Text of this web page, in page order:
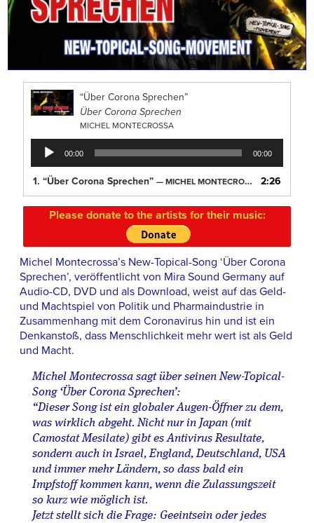
“Über Corona Sprechen”
Über Corona Sprechen
MICHEL MONTECROSSA
Audio
Player
00:00 00:00
1.“Über Corona Sprechen”— MICHEL MONTECROSSA 2:26
Please donate to the artists for their music:
Michel Montecrossa’s New-Topical-Song ‘Über Corona
Sprechen’, veröffentlicht von Mira Sound Germany auf
Audio-CD, DVD und als Download, weist auf das Geld-
und Machtspiel von Politik und Pharmaindustrie in
Zusammenhang mit dem Coronavirus hin und ist ein
Denkanstoß, dass Menschlichkeit mehr wert ist als Geld
und Macht.
Michel Montecrossa sagt über seinen New-Topical-
Song ‘Über Corona Sprechen’:
“Dieser Song ist ein globaler Augen-Öffner zu dem,
was wirklich abgeht. Nicht nur in Japan (mit
Camostat Mesilate) gibt es Antivirus Resultate,
sondern auch in Israel, England, Deutschland, USA
und immer mehr Ländern, so dass bald ein
Impfstoff kommen kann, wenn die Zulassungszeit
so kurz wie möglich ist.
Jetzt stellt sich die Frage: Geeintsein oder jedes